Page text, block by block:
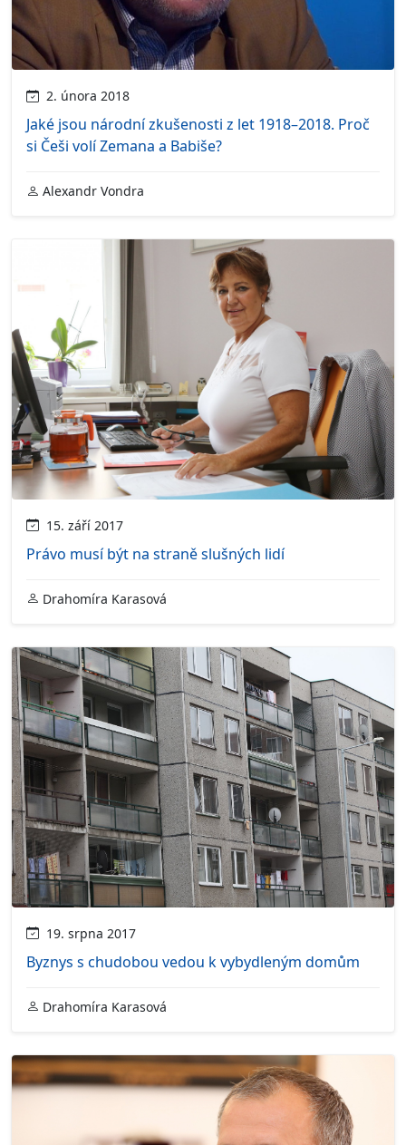
2. února 2018
Jaké jsou národní zkušenosti z let 1918–2018. Proč
si Češi volí Zemana a Babiše?
Alexandr Vondra
15. září 2017
Právo musí být na straně slušných lidí
Drahomíra Karasová
19. srpna 2017
Byznys s chudobou vedou k vybydleným domům
Drahomíra Karasová